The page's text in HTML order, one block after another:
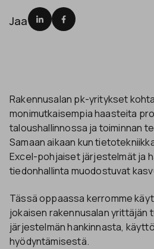
Jaa
Rakennusalan pk-yritykset
monimutkaisempia haasteita
taloushallinnossa ja toiminnan
Samaan aikaan kun
Excel-pohjaiset järjestelmät ja
tiedonhallinta muodostuvat
Tässä oppaassa kerromme
jokaisen rakennusalan yrittäjän
järjestelmän hankinnasta,
hyödyntämisestä.